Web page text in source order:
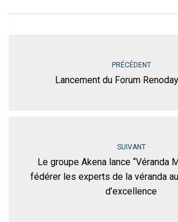
PRÉCÉDENT
Lancement du Forum
SUIVANT
Le groupe Akena lance “Véranda
fédérer les experts de la véranda
d’excellence